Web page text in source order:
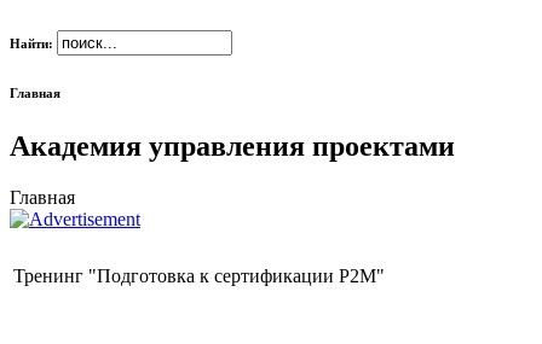
Найти:
Главная
Академия управления проектами
Главная
Тренинг "Подготовка к сертификации P2M"